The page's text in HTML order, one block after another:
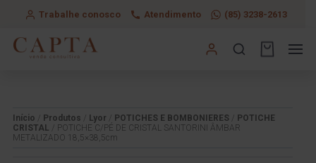
Trabalhe conosco Atendimento (85) 3238-2613
Início Produtos Lyor POTICHES E BOMBONIERES
POTICHE
CRISTAL
/ POTICHE C/PÉ DE CRISTAL SANTORINI ÂMBAR
METALIZADO 18,5×38,5cm